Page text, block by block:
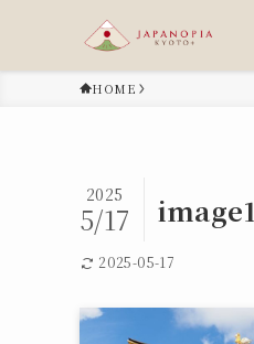
HOME
image1
2025
5/17
2025-05-17